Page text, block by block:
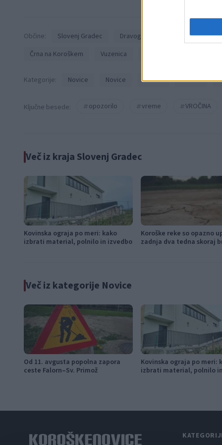
Občine: Slovenj Gradec Dravograd Ravne na
Črna na Koroškem
Vuzenica
Kategorije: Novice Novice Novice Novice
Ključne besede: opozorilo vreme VROČINA
Več iz kraja Slovenj Gradec
Kovinska ograja po meri: kako
izbrati material, polnilo in izvedbo
Koroške reke so opazno
zadnja dva tedna skoraj
Več iz kategorije Novice
Od 11. avgusta popolna zapora
ceste Falorn–Sv. Primož
Kovinska ograja po meri:
izbrati material, polnilo